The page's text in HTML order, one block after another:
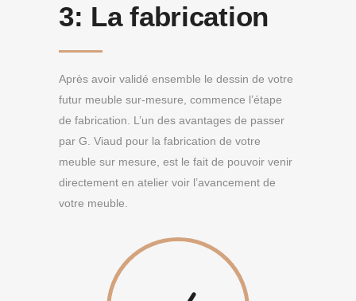
3: La fabrication
Après avoir validé ensemble le dessin de votre
futur meuble sur-mesure, commence l’étape
de fabrication. L’un des avantages de passer
par G. Viaud pour la fabrication de votre
meuble sur mesure, est le fait de pouvoir venir
directement en atelier voir l’avancement de
votre meuble.